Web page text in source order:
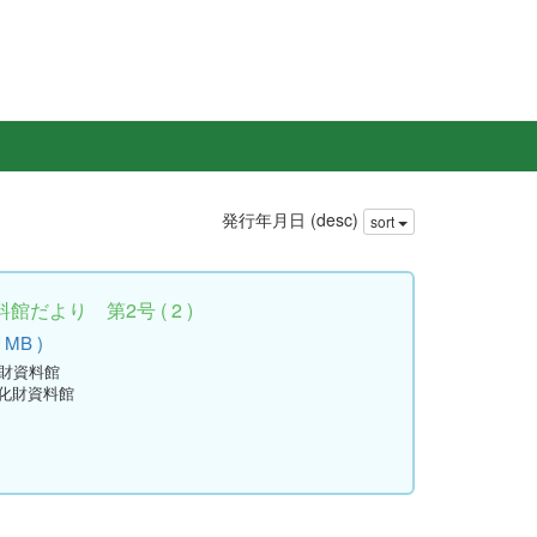
発行年月日 (desc) sort
館だより 第2号 ( 2 )
)
資料館
財資料館